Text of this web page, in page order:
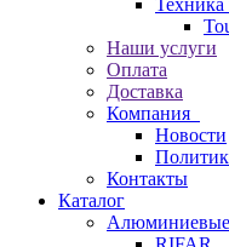
Наши услуги
Оплата
Доставка
Компания
Новости
Контакты
Каталог
Алюминиевые